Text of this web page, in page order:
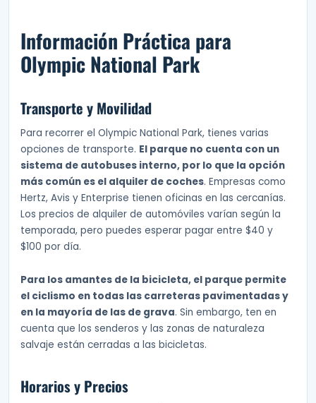
Información Práctica para
Olympic National Park
Transporte y Movilidad
Para recorrer el Olympic National Park, tienes varias
opciones de transporte. El parque no cuenta con un
sistema de autobuses interno, por lo que la opción
más común es el alquiler de coches. Empresas como
Hertz, Avis y Enterprise tienen oficinas en las cercanías.
Los precios de alquiler de automóviles varían según la
temporada, pero puedes esperar pagar entre $40 y
$100 por día.
Para los amantes de la bicicleta, el parque permite
el ciclismo en todas las carreteras pavimentadas y
en la mayoría de las de grava. Sin embargo, ten en
cuenta que los senderos y las zonas de naturaleza
salvaje están cerradas a las bicicletas.
Horarios y Precios